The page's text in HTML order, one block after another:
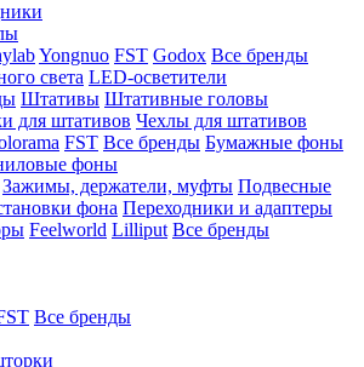
Yongnuo FST Godox Все бренды
света LED-осветители
Штативы Штативные головы
для штативов Чехлы для штативов
FST Все бренды Бумажные фоны
фоны
Зажимы, держатели, муфты Подвесные
фона Переходники и адаптеры
Feelworld Lilliput Все бренды
Все бренды